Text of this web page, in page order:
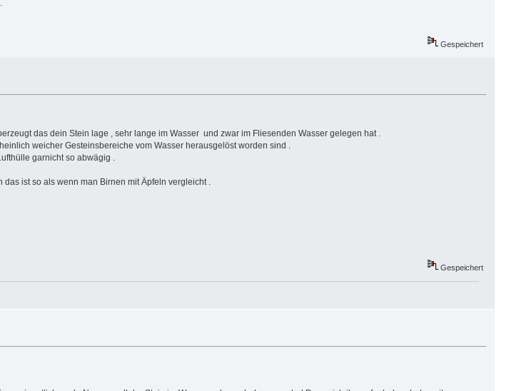
Gespeichert
das dein Stein lage , sehr lange im Wasser und zwar im Fliesenden Wasser gelegen hat .
weicher Gesteinsbereiche vom Wasser herausgelöst worden sind .
garnicht so abwägig .
ist so als wenn man Birnen mit Äpfeln vergleicht .
Gespeichert